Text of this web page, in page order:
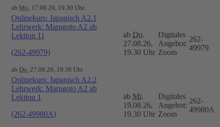
ab Mo. 17.08.26, 19.30 Uhr
Onlinekurs: Japanisch A2.1
Lehrwerk: Marugoto A2 ab
Lektion 11
(262-49979)
ab Do. 27.08.26, 19.30 Uhr
ab Do.
27.08.26,
19.30 Uhr
Digitales
Angebot:
Zoom
262-
49979
Onlinekurs: Japanisch A2.2
Lehrwerk: Marugoto A2 ab
Lektion 1
(262-49980A)
ab Mi.
19.08.26,
19.30 Uhr
Digitales
Angebot:
Zoom
262-
49980A